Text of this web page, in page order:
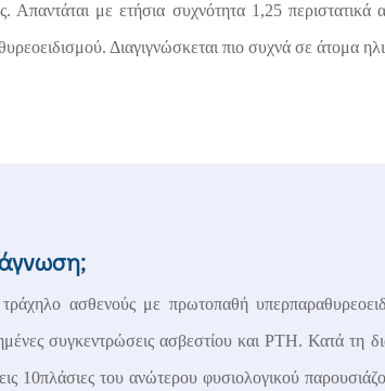
Απαντάται με ετήσια συχνότητα 1,25
Διαγιγνώσκεται πιο συχνά σε άτομα
ασθενούς με πρωτοπαθή
συγκεντρώσεις ασβεστίου καιPTH.Κατά τη
10πλάσιες του ανώτερου φυσιολογικού